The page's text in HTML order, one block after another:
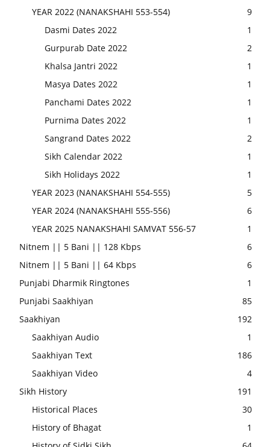
YEAR 2022 (NANAKSHAHI 553-554)
9
Dasmi Dates 2022
1
Gurpurab Date 2022
2
Khalsa Jantri 2022
1
Masya Dates 2022
1
Panchami Dates 2022
1
Purnima Dates 2022
1
Sangrand Dates 2022
2
Sikh Calendar 2022
1
Sikh Holidays 2022
1
YEAR 2023 (NANAKSHAHI 554-555)
5
YEAR 2024 (NANAKSHAHI 555-556)
6
YEAR 2025 NANAKSHAHI SAMVAT 556-57
1
Nitnem || 5 Bani || 128 Kbps
6
Nitnem || 5 Bani || 64 Kbps
6
Punjabi Dharmik Ringtones
1
Punjabi Saakhiyan
85
Saakhiyan
192
Saakhiyan Audio
1
Saakhiyan Text
186
Saakhiyan Video
4
Sikh History
191
Historical Places
30
History of Bhagat
1